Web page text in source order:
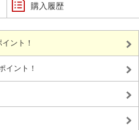
購入履歴
ント！
イント！